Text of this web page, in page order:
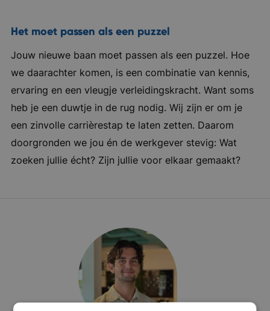
Het moet passen als een puzzel
Jouw nieuwe baan moet passen als een puzzel. Hoe
we daarachter komen, is een combinatie van kennis,
ervaring en een vleugje verleidingskracht. Want soms
heb je een duwtje in de rug nodig. Wij zijn er om je
een zinvolle carrièrestap te laten zetten. Daarom
doorgronden we jou én de werkgever stevig: Wat
zoeken jullie écht? Zijn jullie voor elkaar gemaakt?